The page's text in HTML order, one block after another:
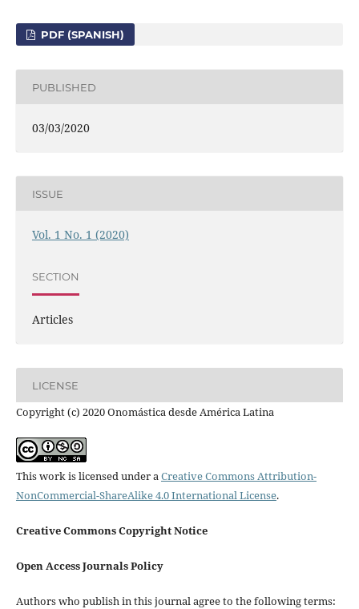
PDF (SPANISH)
PUBLISHED
03/03/2020
ISSUE
Vol. 1 No. 1 (2020)
SECTION
Articles
LICENSE
Copyright (c) 2020 Onomástica desde América Latina
This work is licensed under aCreative Commons Attribution-
NonCommercial-ShareAlike 4.0 International License.
Creative Commons Copyright Notice
Open Access Journals Policy
Authors who publish in this journal agree to the following terms: